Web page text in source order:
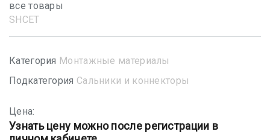
все товары
SHСET
Категория Монтажные материалы
Подкатегория Сальники и коннекторы
Цена:
Узнать цену можно после регистрации в